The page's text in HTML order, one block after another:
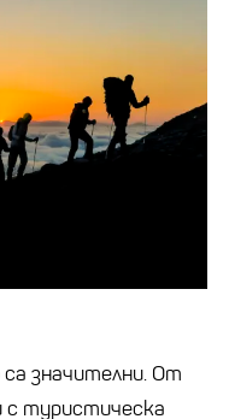
значителни. От
с туристическа